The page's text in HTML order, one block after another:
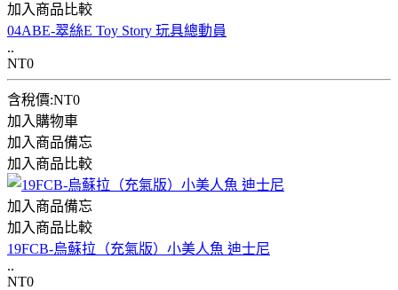
加入商品比較
04ABE-翠絲E Toy Story 玩具總動員
..
NT0
含稅價:NT0
加入購物車
加入商品備忘
加入商品比較
加入商品備忘
加入商品比較
19FCB-烏蘇拉（充氣版）小美人魚 迪士尼
..
NT0